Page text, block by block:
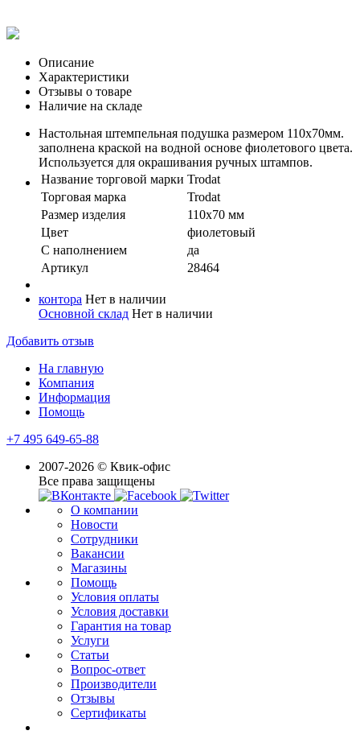
Описание
Характеристики
Отзывы о товаре
Наличие на складе
Настольная штемпельная подушка размером 110х70мм.
заполнена краской на водной основе фиолетового цвета.
Используется для окрашивания ручных штампов.
Название торговой марки Trodat
Торговая марка
Trodat
Размер изделия
110х70 мм
Цвет
фиолетовый
С наполнением
да
Артикул
28464
контора Нет в наличии
Основной склад Нет в наличии
Добавить отзыв
На главную
Компания
Информация
Помощь
+7 495 649-65-88
2007-2026 © Квик-офис
Все права защищены
О компании
Новости
Сотрудники
Вакансии
Магазины
Помощь
Условия оплаты
Условия доставки
Гарантия на товар
Услуги
Статьи
Вопрос-ответ
Производители
Отзывы
Сертификаты